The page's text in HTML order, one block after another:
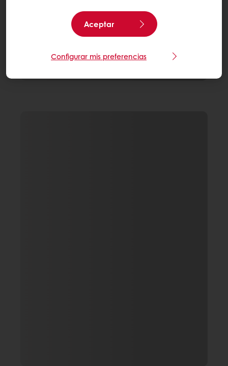
Aceptar
Configurar mis preferencias